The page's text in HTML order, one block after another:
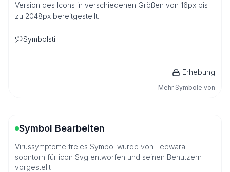
Version des Icons in verschiedenen Größen von 16px bis
zu 2048px bereitgestellt.
Symbolstil
Erhebung
Mehr Symbole von
Symbol Bearbeiten
Virussymptome freies Symbol wurde von Teewara
soontorn für icon Svg entworfen und seinen Benutzern
vorgestellt